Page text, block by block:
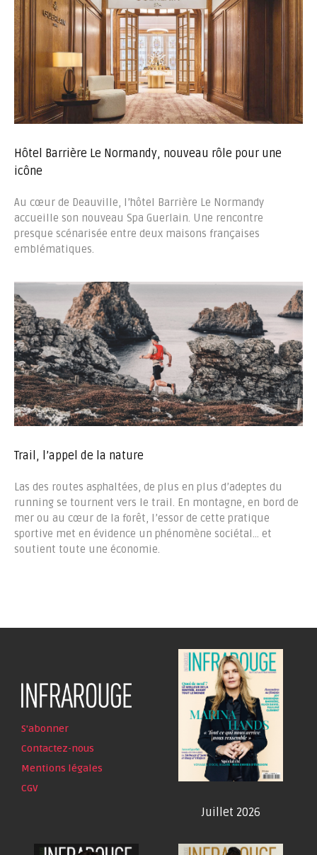
Hôtel Barrière Le Normandy, nouveau rôle pour une
icône
Au cœur de Deauville, l’hôtel Barrière Le Normandy
accueille son nouveau Spa Guerlain. Une rencontre
presque scénarisée entre deux maisons françaises
emblématiques.
Trail, l’appel de la nature
Las des routes asphaltées, de plus en plus d’adeptes du
running se tournent vers le trail. En montagne, en bord de
mer ou au cœur de la forêt, l’essor de cette pratique
sportive met en évidence un phénomène sociétal… et
soutient toute une économie.
S'abonner
Contactez-nous
Mentions légales
CGV
Juillet 2026